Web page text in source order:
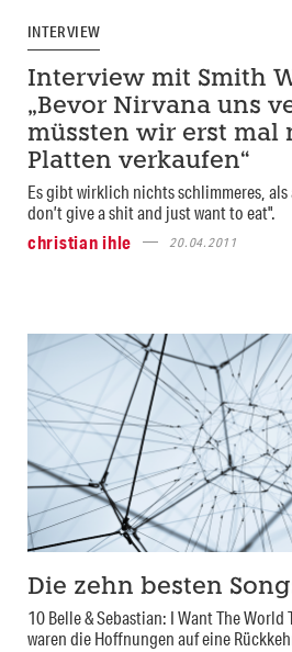
INTERVIEW
Interview mit Smith
„Bevor Nirvana uns
müssten wir erst mal
Platten verkaufen“
Es gibt wirklich nichts schlimmeres,
don’t give a shit and just want to eat".
christian ihle
20.04.2011
Die zehn besten
10 Belle & Sebastian: I Want The World
waren die Hoffnungen auf eine